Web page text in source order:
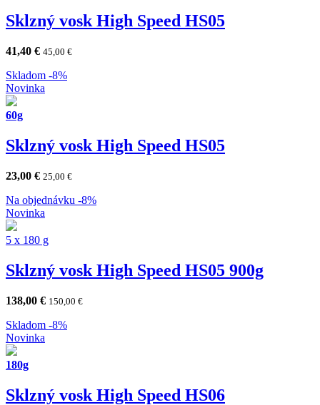
Sklzný vosk High Speed HS05
41,40 € 45,00 €
Skladom -8%
Novinka
60g
Sklzný vosk High Speed HS05
23,00 € 25,00 €
Na objednávku -8%
Novinka
5 x 180 g
Sklzný vosk High Speed HS05 900g
138,00 € 150,00 €
Skladom -8%
Novinka
180g
Sklzný vosk High Speed HS06